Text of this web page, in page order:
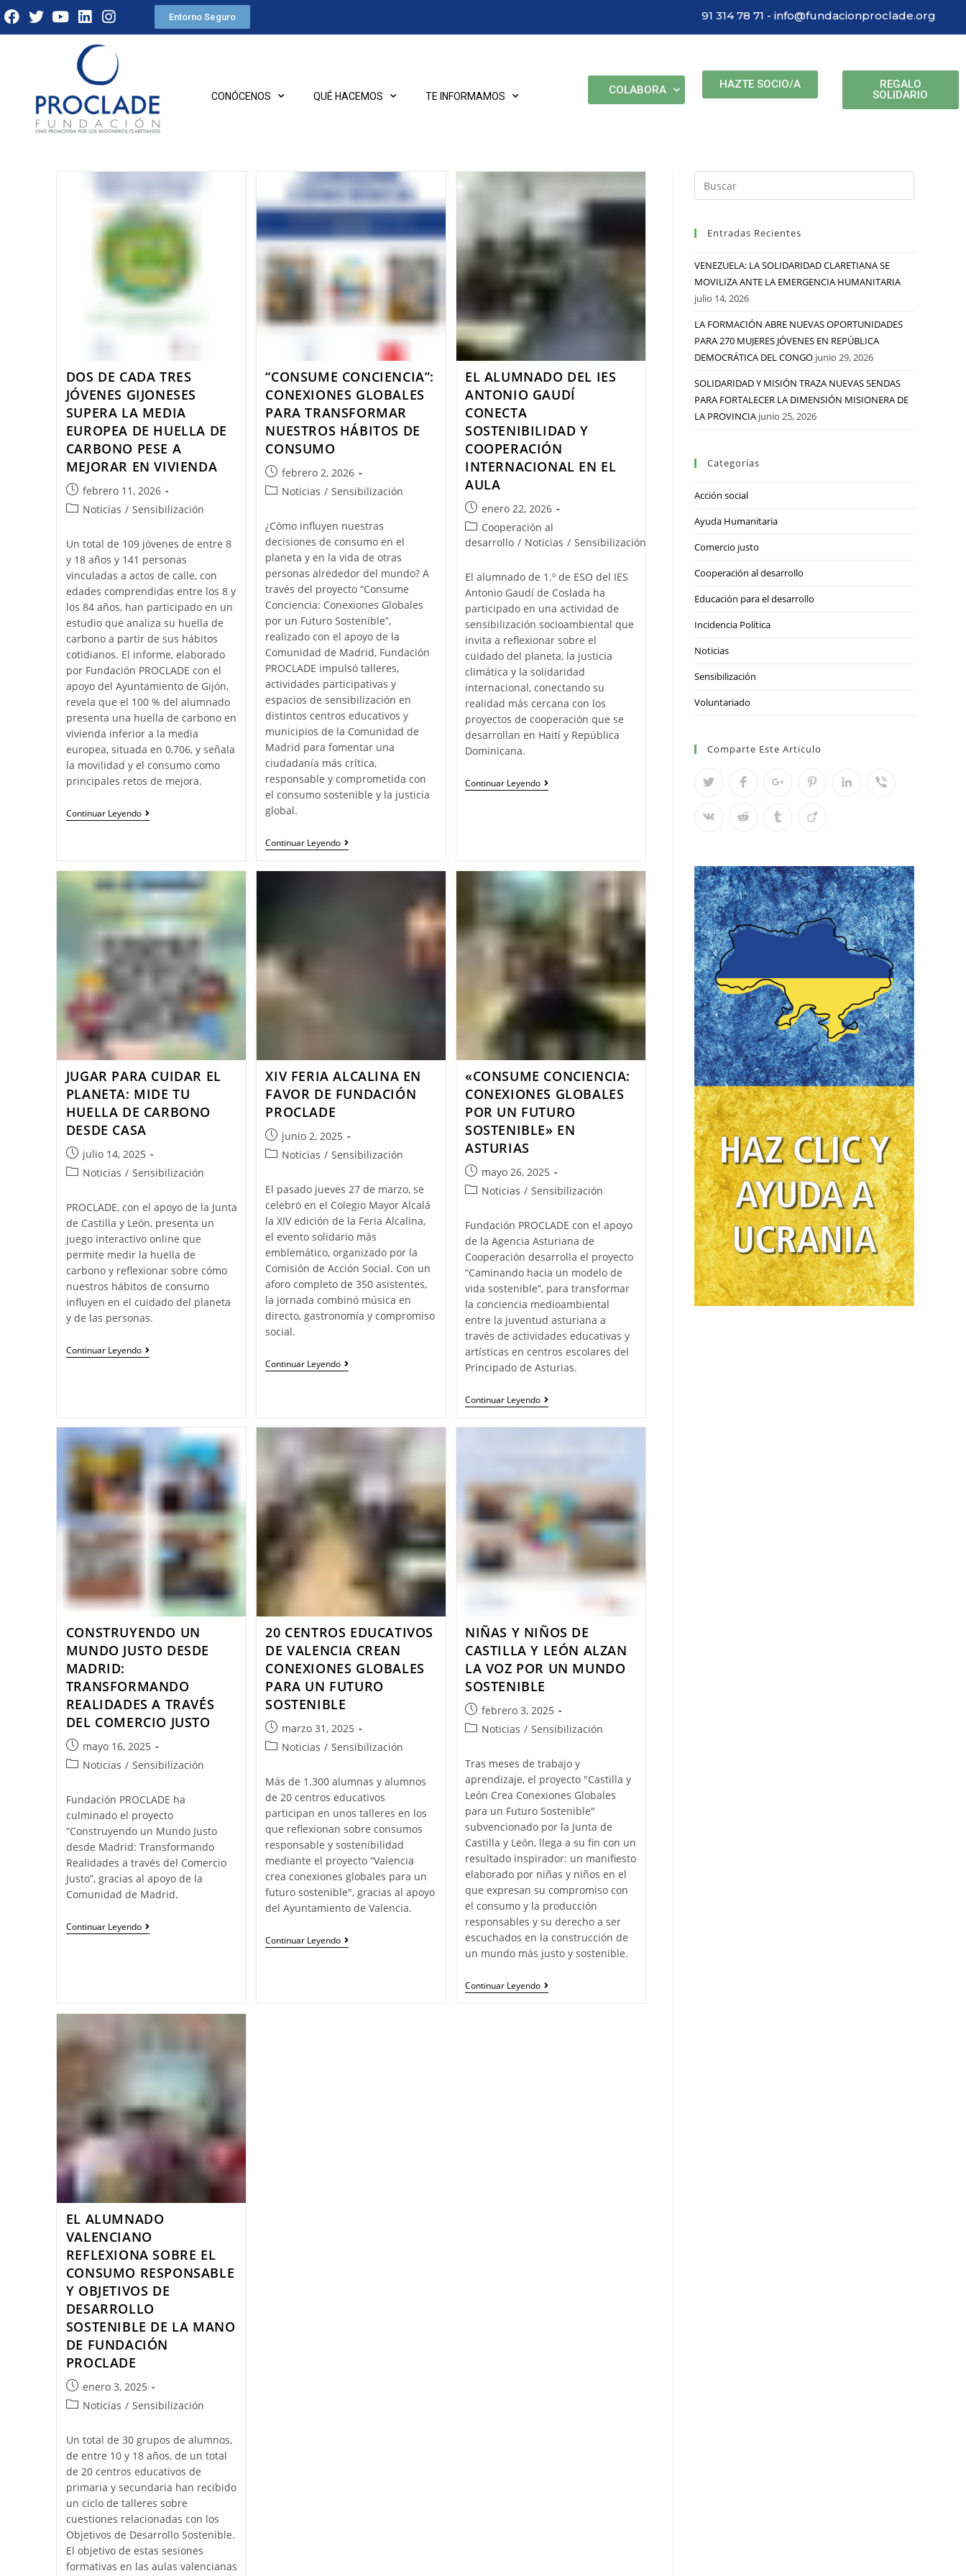
Entorno Seguro 91 314 78 71 - info@fundacionproclade.org
CONÓCENOS QUÉ HACEMOS TE INFORMAMOS COLABORA HAZTE SOCIO/A
REGALO
SOLIDARIO
DOS DE CADA TRES
JÓVENES GIJONESES
SUPERA LA MEDIA
EUROPEA DE HUELLA DE
CARBONO PESE A
MEJORAR EN VIVIENDA
febrero 11, 2026
Noticias / Sensibilización
Un total de 109 jóvenes de entre 8
y 18 años y 141 personas
vinculadas a actos de calle, con
edades comprendidas entre los 8 y
los 84 años, han participado en un
estudio que analiza su huella de
carbono a partir de sus hábitos
cotidianos. El informe, elaborado
por Fundación PROCLADE con el
apoyo del Ayuntamiento de Gijón,
revela que el 100 % del alumnado
presenta una huella de carbono en
vivienda inferior a la media
europea, situada en 0,706, y señala
la movilidad y el consumo como
principales retos de mejora.
Continuar Leyendo
“CONSUME CONCIENCIA”:
CONEXIONES GLOBALES
PARA TRANSFORMAR
NUESTROS HÁBITOS DE
CONSUMO
febrero 2, 2026
Noticias / Sensibilización
¿Cómo influyen nuestras
decisiones de consumo en el
planeta y en la vida de otras
personas alrededor del mundo? A
través del proyecto “Consume
Conciencia: Conexiones Globales
por un Futuro Sostenible”,
realizado con el apoyo de la
Comunidad de Madrid, Fundación
PROCLADE impulsó talleres,
actividades participativas y
espacios de sensibilización en
distintos centros educativos y
municipios de la Comunidad de
Madrid para fomentar una
ciudadanía más crítica,
responsable y comprometida con
el consumo sostenible y la justicia
global.
Continuar Leyendo
EL ALUMNADO DEL IES
ANTONIO GAUDÍ
CONECTA
SOSTENIBILIDAD Y
COOPERACIÓN
INTERNACIONAL EN EL
AULA
enero 22, 2026
Cooperación al
desarrollo / Noticias / Sensibilización
El alumnado de 1.º de ESO del IES
Antonio Gaudí de Coslada ha
participado en una actividad de
sensibilización socioambiental que
invita a reflexionar sobre el
cuidado del planeta, la justicia
climática y la solidaridad
internacional, conectando su
realidad más cercana con los
proyectos de cooperación que se
desarrollan en Haití y República
Dominicana.
Continuar Leyendo
JUGAR PARA CUIDAR EL
PLANETA: MIDE TU
HUELLA DE CARBONO
DESDE CASA
julio 14, 2025
Noticias / Sensibilización
PROCLADE, con el apoyo de la Junta
de Castilla y León, presenta un
juego interactivo online que
permite medir la huella de
carbono y reflexionar sobre cómo
nuestros hábitos de consumo
influyen en el cuidado del planeta
y de las personas.
Continuar Leyendo
XIV FERIA ALCALINA EN
FAVOR DE FUNDACIÓN
PROCLADE
junio 2, 2025
Noticias / Sensibilización
El pasado jueves 27 de marzo, se
celebró en el Colegio Mayor Alcalá
la XIV edición de la Feria Alcalina,
el evento solidario más
emblemático, organizado por la
Comisión de Acción Social. Con un
aforo completo de 350 asistentes,
la jornada combinó música en
directo, gastronomía y compromiso
social.
Continuar Leyendo
«CONSUME CONCIENCIA:
CONEXIONES GLOBALES
POR UN FUTURO
SOSTENIBLE» EN
ASTURIAS
mayo 26, 2025
Noticias / Sensibilización
Fundación PROCLADE con el apoyo
de la Agencia Asturiana de
Cooperación desarrolla el proyecto
“Caminando hacia un modelo de
vida sostenible”, para transformar
la conciencia medioambiental
entre la juventud asturiana a
través de actividades educativas y
artísticas en centros escolares del
Principado de Asturias.
Continuar Leyendo
CONSTRUYENDO UN
MUNDO JUSTO DESDE
MADRID:
TRANSFORMANDO
REALIDADES A TRAVÉS
DEL COMERCIO JUSTO
mayo 16, 2025
Noticias / Sensibilización
Fundación PROCLADE ha
culminado el proyecto
“Construyendo un Mundo Justo
desde Madrid: Transformando
Realidades a través del Comercio
Justo”, gracias al apoyo de la
Comunidad de Madrid.
Continuar Leyendo
20 CENTROS EDUCATIVOS
DE VALENCIA CREAN
CONEXIONES GLOBALES
PARA UN FUTURO
SOSTENIBLE
marzo 31, 2025
Noticias / Sensibilización
Más de 1.300 alumnas y alumnos
de 20 centros educativos
participan en unos talleres en los
que reflexionan sobre consumos
responsable y sostenibilidad
mediante el proyecto “Valencia
crea conexiones globales para un
futuro sostenible", gracias al apoyo
del Ayuntamiento de Valencia.
Continuar Leyendo
NIÑAS Y NIÑOS DE
CASTILLA Y LEÓN ALZAN
LA VOZ POR UN MUNDO
SOSTENIBLE
febrero 3, 2025
Noticias / Sensibilización
Tras meses de trabajo y
aprendizaje, el proyecto "Castilla y
León Crea Conexiones Globales
para un Futuro Sostenible"
subvencionado por la Junta de
Castilla y León, llega a su fin con un
resultado inspirador: un manifiesto
elaborado por niñas y niños en el
que expresan su compromiso con
el consumo y la producción
responsables y su derecho a ser
escuchados en la construcción de
un mundo más justo y sostenible.
Continuar Leyendo
EL ALUMNADO
VALENCIANO
REFLEXIONA SOBRE EL
CONSUMO RESPONSABLE
Y OBJETIVOS DE
DESARROLLO
SOSTENIBLE DE LA MANO
DE FUNDACIÓN
PROCLADE
enero 3, 2025
Noticias / Sensibilización
Un total de 30 grupos de alumnos,
de entre 10 y 18 años, de un total
de 20 centros educativos de
primaria y secundaria han recibido
un ciclo de talleres sobre
cuestiones relacionadas con los
Objetivos de Desarrollo Sostenible.
El objetivo de estas sesiones
formativas en las aulas valencianas
Entradas Recientes
VENEZUELA: LA SOLIDARIDAD CLARETIANA SE
MOVILIZA ANTE LA EMERGENCIA HUMANITARIA
julio 14, 2026
LA FORMACIÓN ABRE NUEVAS OPORTUNIDADES
PARA 270 MUJERES JÓVENES EN REPÚBLICA
DEMOCRÁTICA DEL CONGO junio 29, 2026
SOLIDARIDAD Y MISIÓN TRAZA NUEVAS SENDAS
PARA FORTALECER LA DIMENSIÓN MISIONERA DE
LA PROVINCIA junio 25, 2026
Categorías
Acción social
Ayuda Humanitaria
Comercio justo
Cooperación al desarrollo
Educación para el desarrollo
Incidencia Política
Noticias
Sensibilización
Voluntariado
Comparte Este Articulo